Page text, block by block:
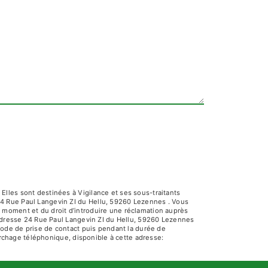
sont destinées à Vigilance et ses sous-traitants
Paul Langevin ZI du Hellu, 59260 Lezennes . Vous
et du droit d’introduire une réclamation auprès
24 Rue Paul Langevin ZI du Hellu, 59260 Lezennes
de prise de contact puis pendant la durée de
téléphonique, disponible à cette adresse: